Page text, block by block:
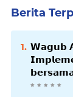
Berita
𝗪𝗮𝗴𝘂𝗯